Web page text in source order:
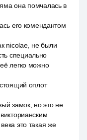
она помчалась в
его комендантом
nicolae, не были
специально
легко можно
оплот
замок, но это не
это такая же